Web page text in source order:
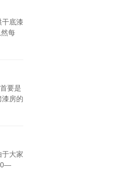
底漆
每
要是
房的
大家